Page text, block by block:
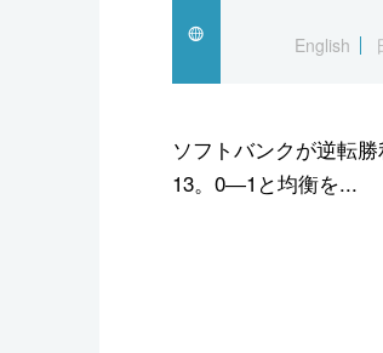
スポーツ・東京2020English
ソフトバンクが逆転
13。0―1と均衡を...